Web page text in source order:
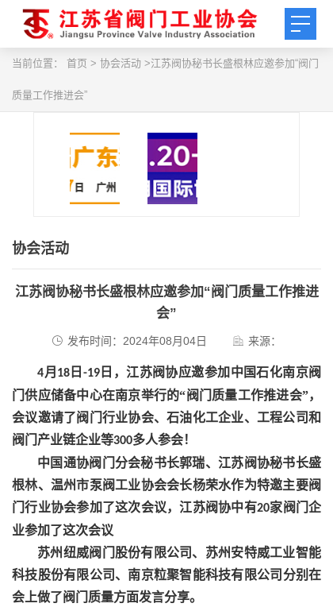
当前位置： 首页 > 协会活动 >江苏阀协秘书长盛根林应邀参加“阀门
质量工作推进会”
协会活动
江苏阀协秘书长盛根林应邀参加“阀门质量工作推进
会”
发布时间：2024年08月04日 来源：
4月 18日 -19日，江苏阀协应邀参加中国石化南京阀
门供应储备中心在南京举行的“阀门质量工作推进会”，
会议邀请了阀门行业协会、石油化工企业、工程公司和
阀门产业链企业等300多人参会！
中国通协阀门分会秘书长郭瑞、江苏阀协秘书长盛
根林、温州市泵阀工业协会会长杨荣水作为特邀主要阀
门行业协会参加了这次会议，江苏阀协中有20家阀门企
业参加了这次会议
苏州纽威阀门股份有限公司 、 苏州安特威工业智能
科技股份有限公司 、 南京粒聚智能科技有限公司 分别在
会上做了阀门质量方面发言分享。